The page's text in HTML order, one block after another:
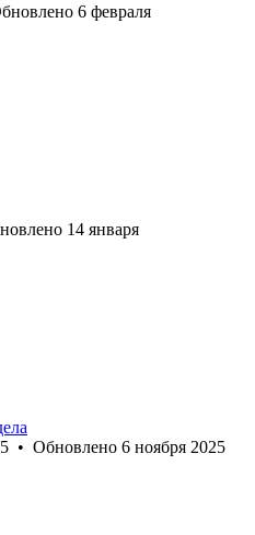
6 февраля
14 января
• Обновлено 6 ноября 2025